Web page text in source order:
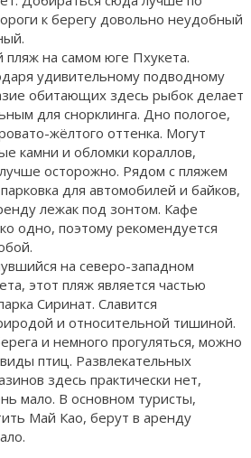
к берегу довольно неудобный
пляж на самом юге Пхукета.
удивительному подводному
обитающих здесь рыбок делает
для снорклинга. Дно пологое,
жёлтого оттенка. Могут
камни и обломки кораллов,
осторожно. Рядом с пляжем
для автомобилей и байков,
лежак под зонтом. Кафе
одно, поэтому рекомендуется
на северо-западном
этот пляж является частью
Сиринат. Славится
и относительной тишиной.
и немного прогуляться, можно
птиц. Развлекательных
здесь практически нет,
мало. В основном туристы,
Май Као, берут в аренду